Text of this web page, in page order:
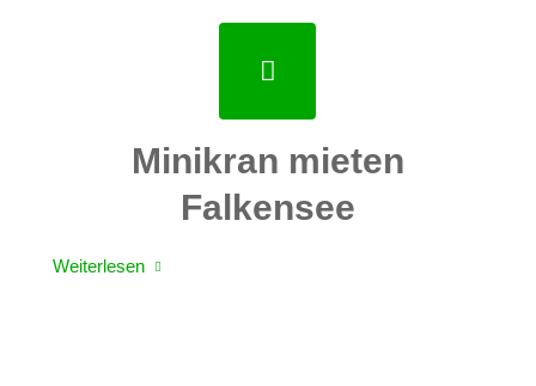
Minikran mieten
Falkensee
Weiterlesen